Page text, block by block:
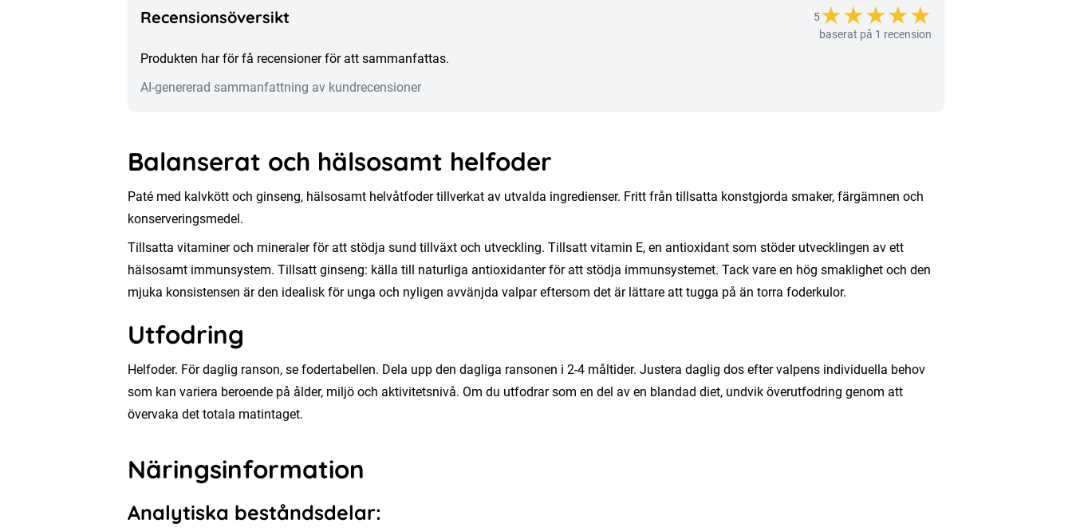
pâté
kalvkött
ginseng
Recensionsöversikt 5★★★★★
baserat på 1 recension
Produkten har för få recensioner för att sammanfattas.
AI-genererad sammanfattning av kundrecensioner
Balanserat och hälsosamt helfoder
Paté med kalvkött och ginseng, hälsosamt helvåtfoder tillverkat av utvalda ingredienser. Fritt från tillsatta konstgjorda smaker, färgämnen och
konserveringsmedel.
Tillsatta vitaminer och mineraler för att stödja sund tillväxt och utveckling. Tillsatt vitamin E, en antioxidant som stöder utvecklingen av ett
hälsosamt immunsystem. Tillsatt ginseng: källa till naturliga antioxidanter för att stödja immunsystemet. Tack vare en hög smaklighet och den
mjuka konsistensen är den idealisk för unga och nyligen avvänjda valpar eftersom det är lättare att tugga på än torra foderkulor.
Utfodring
Helfoder. För daglig ranson, se fodertabellen. Dela upp den dagliga ransonen i 2-4 måltider. Justera daglig dos efter valpens individuella behov
som kan variera beroende på ålder, miljö och aktivitetsnivå. Om du utfodrar som en del av en blandad diet, undvik överutfodring genom att
övervaka det totala matintaget.
Näringsinformation
Analytiska beståndsdelar: